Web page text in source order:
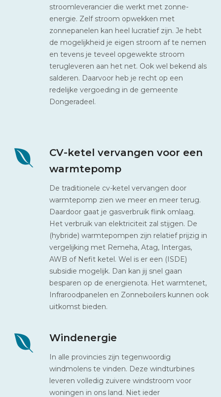
stroomleverancier die werkt met zonne-
energie. Zelf stroom opwekken met
zonnepanelen kan heel lucratief zijn. Je hebt
de mogelijkheid je eigen stroom af te nemen
en tevens je teveel opgewekte stroom
terugleveren aan het net. Ook wel bekend als
salderen. Daarvoor heb je recht op een
redelijke vergoeding in de gemeente
Dongeradeel.
CV-ketel vervangen voor een
warmtepomp
De traditionele cv-ketel vervangen door
warmtepomp zien we meer en meer terug.
Daardoor gaat je gasverbruik flink omlaag.
Het verbruik van elektriciteit zal stijgen. De
(hybride) warmtepompen zijn relatief prijzig in
vergelijking met Remeha, Atag, Intergas,
AWB of Nefit ketel. Wel is er een (ISDE)
subsidie mogelijk. Dan kan jij snel gaan
besparen op de energienota. Het warmtenet,
Infraroodpanelen en Zonneboilers kunnen ook
uitkomst bieden.
Windenergie
In alle provincies zijn tegenwoordig
windmolens te vinden. Deze windturbines
leveren volledig zuivere windstroom voor
woningen in ons land. Niet ieder